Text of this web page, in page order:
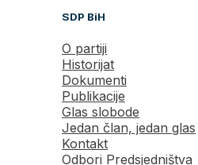
SDP BiH
O partiji
Historijat
Dokumenti
Publikacije
Glas slobode
Jedan član, jedan glas
Kontakt
Odbori Predsjedništva